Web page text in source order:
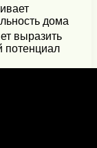
дома
выразить
потенциал